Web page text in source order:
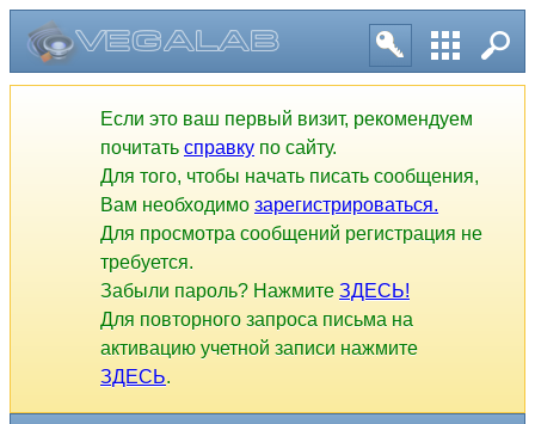
Если это ваш первый визит, рекомендуем
почитать справку по сайту.
Для того, чтобы начать писать сообщения,
Вам необходимо зарегистрироваться.
Для просмотра сообщений регистрация не
требуется.
Забыли пароль? Нажмите ЗДЕСЬ!
Для повторного запроса письма на
активацию учетной записи нажмите
ЗДЕСЬ.